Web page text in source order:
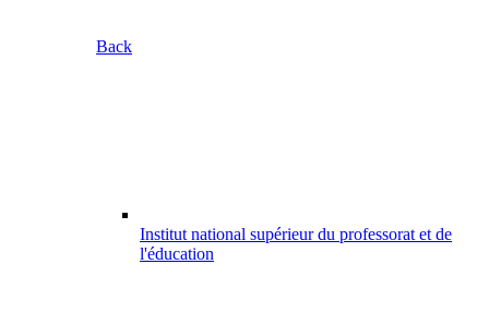
Back
Institut national supérieur du professorat et de
l'éducation